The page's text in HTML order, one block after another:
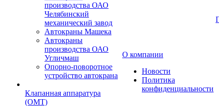
производства ОАО
Челябинский
механический завод
Автокраны Машека
Автокраны
производства ОАО
Угличмаш
Опорно-поворотное
устройство автокрана
Клапанная аппаратура
(OMT)
О компании
Новости
Политика
конфиденциальности